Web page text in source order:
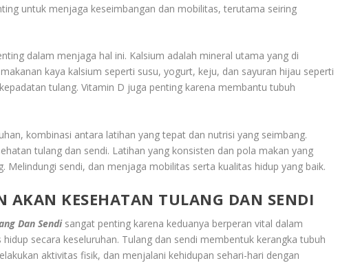
untuk menjaga keseimbangan dan mobilitas, terutama seiring
dalam menjaga hal ini. Kalsium adalah mineral utama yang di
kaya kalsium seperti susu, yogurt, keju, dan sayuran hijau seperti
tulang. Vitamin D juga penting karena membantu tubuh
kombinasi antara latihan yang tepat dan nutrisi yang seimbang.
tulang dan sendi. Latihan yang konsisten dan pola makan yang
sendi, dan menjaga mobilitas serta kualitas hidup yang baik.
AKAN KESEHATAN TULANG DAN SENDI
Dan Sendisangat penting karena keduanya berperan vital dalam
secara keseluruhan. Tulang dan sendi membentuk kerangka tubuh
aktivitas fisik, dan menjalani kehidupan sehari-hari dengan